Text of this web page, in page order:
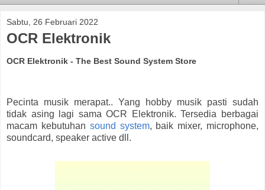
Sabtu, 26 Februari 2022
OCR Elektronik
OCR Elektronik - The Best Sound System Store
Pecinta musik merapat.. Yang hobby musik pasti sudah
tidak asing lagi sama OCR Elektronik. Tersedia berbagai
macam kebutuhan sound system, baik mixer, microphone,
soundcard, speaker active dll.